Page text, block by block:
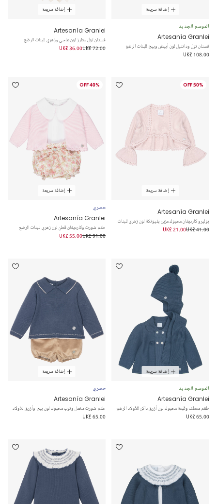
إضافة سريعة
الموسم الجديد
Artesanía Granlei
فستان تول ودانتيل لون أبيض وبيج للبنات الرضع
UK£ 108.00
إضافة سريعة
Artesanía Granlei
فستان تول مطرز لون عاجي وزهري للبنات الرضع
UK£ 72.00
UK£ 36.00
50% OFF
إضافة سريعة
Artesanía Granlei
بوليرو كارديغان محبوك مزين بفيونكة لون زهري للبنات
UK£ 41.00
UK£ 21.00
40% OFF
إضافة سريعة
حصري
Artesanía Granlei
طقم شورت وكارديغان قطن لون زهري للبنات الرضع
UK£ 91.00
UK£ 55.00
إضافة سريعة
الموسم الجديد
Artesanía Granlei
طقم معطف وقبعة محبوك لون أزرق داكن للأولاد الرضع
UK£ 65.00
إضافة سريعة
حصري
Artesanía Granlei
طقم شورت مخمل وتوب محبوك لون بيج وأزرق للأولاد
UK£ 65.00